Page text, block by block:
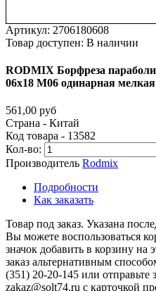
Артикул: 2706180608
Товар доступен: В наличии
RODMIX Борфреза
06х18 M06 одинарная мелкая
561,00 руб
Страна - Китай
Код товара - 13582
Кол-во:
Производитель Rodmix
Подробности
Как заказать
Товар под заказ. Указана
Вы можете воспользоваться
значок добавить в корзину на
заказ альтернативным
(351) 20-20-145 или отправьте
zakaz@solt74.ru с карточкой